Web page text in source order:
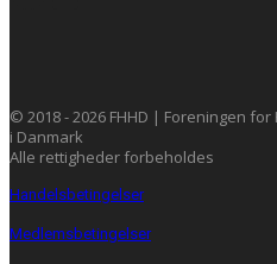
© 2018 - 2026 FHHD | Foreningen
i Danmark
Alle rettigheder forbeholdes
Handelsbetingelser
Medlemsbetingelser